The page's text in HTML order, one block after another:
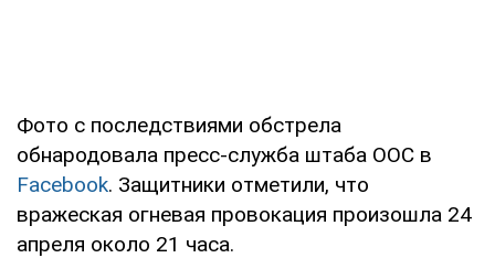
Фото с последствиями обстрела
обнародовала пресс-служба штаба ООС в
Facebook. Защитники отметили, что
вражеская огневая провокация произошла 24
апреля около 21 часа.